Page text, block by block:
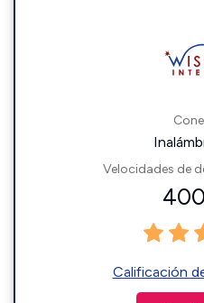
Velocidades de
400
Calificación